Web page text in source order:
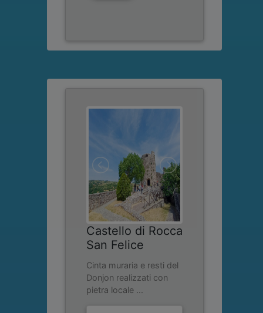
Castello di Rocca
San Felice
Cinta muraria e resti del
Donjon realizzati con
pietra locale ...